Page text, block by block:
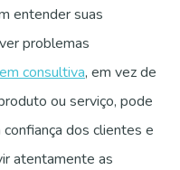
entender suas
problemas
consultiva, em vez de
ou serviço, pode
dos clientes e
atentamente as